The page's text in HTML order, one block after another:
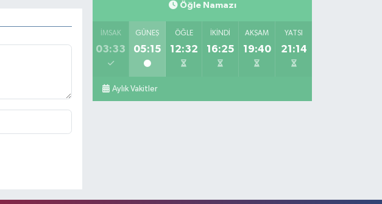
Öğle Namazı
İMSAK
03:33
GÜNEŞ
05:15
ÖĞLE
12:32
İKINDI
16:25
AKŞAM
19:40
YATSI
21:14
Aylık Vakitler